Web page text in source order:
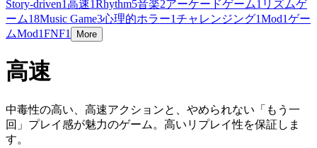
Story-driven1高速1Rhythm5音楽2アーケードゲーム1 リズムゲ
ーム18Music Game3心理的ホラー1チャレンジング1Mod1ゲー
ムMod1FNF1 More
高速
中毒性の高い、高速アクションと、やめられない「もう一
回」プレイ感が魅力のゲーム。高いリプレイ性を保証しま
す。